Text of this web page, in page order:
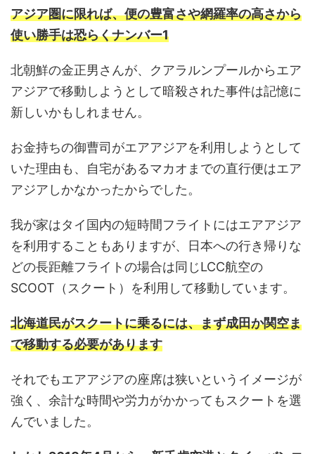
アジア圏に限れば、便の豊富さや網羅率の高さから
使い勝手は恐らくナンバー1
北朝鮮の金正男さんが、クアラルンプールからエア
アジアで移動しようとして暗殺された事件は記憶に
新しいかもしれません。
お金持ちの御曹司がエアアジアを利用しようとして
いた理由も、自宅があるマカオまでの直行便はエア
アジアしかなかったからでした。
我が家はタイ国内の短時間フライトにはエアアジア
を利用することもありますが、日本への行き帰りな
どの長距離フライトの場合は同じLCC航空の
SCOOT（スクート）を利用して移動しています。
北海道民がスクートに乗るには、まず成田か関空ま
で移動する必要があります
それでもエアアジアの座席は狭いというイメージが
強く、余計な時間や労力がかかってもスクートを選
んでいました。